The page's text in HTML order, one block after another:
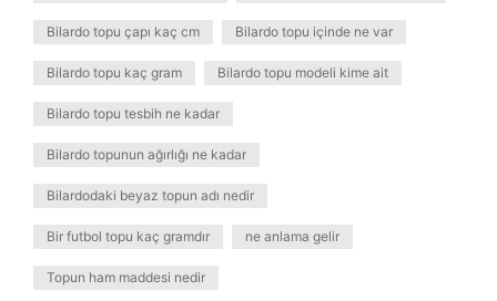
Bilardo topu çapı kaç cm Bilardo topu içinde ne var
Bilardo topu kaç gram Bilardo topu modeli kime ait
Bilardo topu tesbih ne kadar
Bilardo topunun ağırlığı ne kadar
Bilardodaki beyaz topun adı nedir
Bir futbol topu kaç gramdır ne anlama gelir
Topun ham maddesi nedir